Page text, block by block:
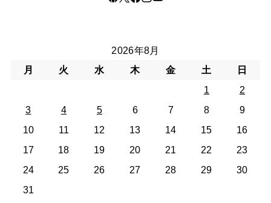
2026年8月
月
火 水 木 金 土
日
1
2
3
4 5 6 7 8
9
10
11 12 13 14 15
16
17
18 19 20 21 22
23
24
25 26 27 28 29
30
31